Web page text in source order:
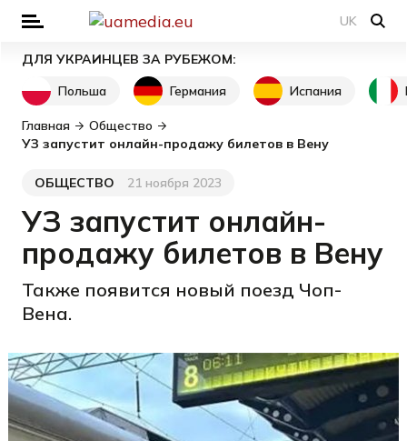
UK
ДЛЯ УКРАИНЦЕВ ЗА РУБЕЖОМ:
Польша
Германия Испания
Главная
Общество
УЗ запустит онлайн-продажу билетов в Вену
Категория
ОБЩЕСТВО
Дата публикации
21 ноября 2023
УЗ запустит онлайн-
продажу билетов в Вену
Также появится новый поезд Чоп-
Вена.